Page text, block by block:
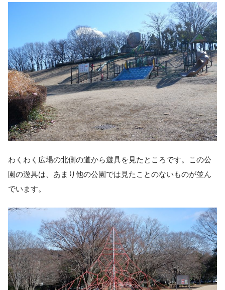
わくわく広場の北側の道から遊具を見たところです。この公
園の遊具は、あまり他の公園では見たことのないものが並ん
でいます。